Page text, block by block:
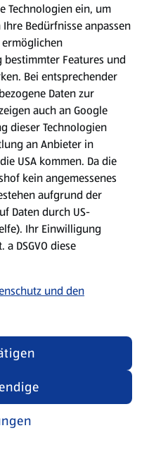
Kinder
Technologien ein, um
Bedürfnisse anpassen
ermöglichen
Features und
Bei entsprechender
Daten zur
auch an Google
dieser Technologien
an Anbieter in
USA kommen. Da die
kein angemessenes
aufgrund der
Daten durch US-
Ihr Einwilligung
DSGVO diese
und den